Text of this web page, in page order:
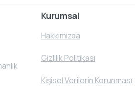
Kurumsal
Hakkımızda
Gizlilik Politikası
Kişisel Verilerin Korunması